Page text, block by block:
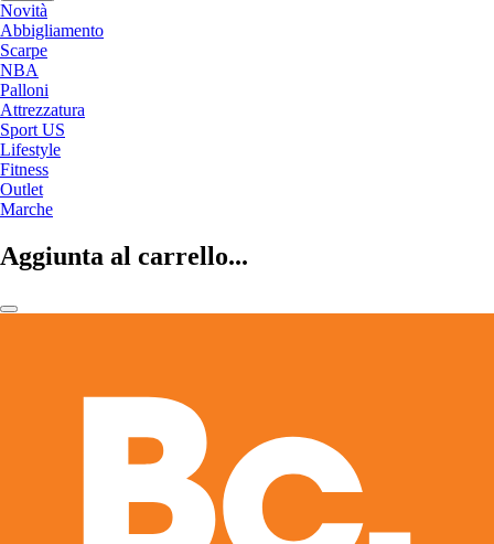
Novità
Abbigliamento
Scarpe
NBA
Palloni
Attrezzatura
Sport US
Lifestyle
Fitness
Outlet
Marche
Aggiunta al carrello...